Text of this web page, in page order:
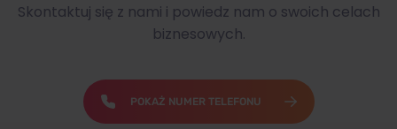
Skontaktuj się z nami i powiedz nam o swoich celach
biznesowych.
POKAŻ NUMER TELEFONU